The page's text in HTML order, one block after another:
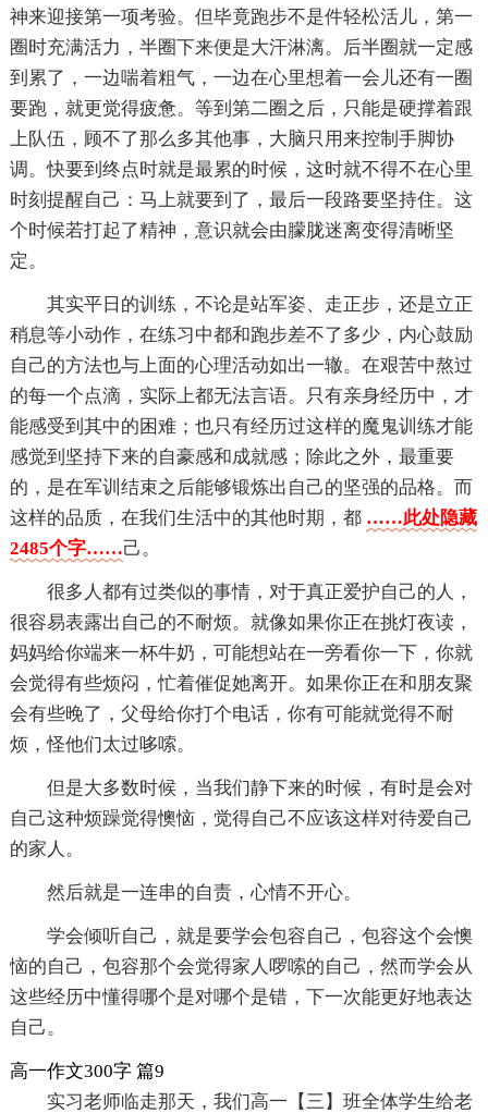
神来迎接第一项考验。但毕竟跑步不是件轻松活儿，第一
圈时充满活力，半圈下来便是大汗淋漓。后半圈就一定感
到累了，一边喘着粗气，一边在心里想着一会儿还有一圈
要跑，就更觉得疲惫。等到第二圈之后，只能是硬撑着跟
上队伍，顾不了那么多其他事，大脑只用来控制手脚协
调。快要到终点时就是最累的时候，这时就不得不在心里
时刻提醒自己：马上就要到了，最后一段路要坚持住。这
个时候若打起了精神，意识就会由朦胧迷离变得清晰坚
定。
其实平日的训练，不论是站军姿、走正步，还是立正
稍息等小动作，在练习中都和跑步差不了多少，内心鼓励
自己的方法也与上面的心理活动如出一辙。在艰苦中熬过
的每一个点滴，实际上都无法言语。只有亲身经历中，才
能感受到其中的困难；也只有经历过这样的魔鬼训练才能
感觉到坚持下来的自豪感和成就感；除此之外，最重要
的，是在军训结束之后能够锻炼出自己的坚强的品格。而
这样的品质，在我们生活中的其他时期，都 ……此处隐藏
2485个字……己。
很多人都有过类似的事情，对于真正爱护自己的人，
很容易表露出自己的不耐烦。就像如果你正在挑灯夜读，
妈妈给你端来一杯牛奶，可能想站在一旁看你一下，你就
会觉得有些烦闷，忙着催促她离开。如果你正在和朋友聚
会有些晚了，父母给你打个电话，你有可能就觉得不耐
烦，怪他们太过哆嗦。
但是大多数时候，当我们静下来的时候，有时是会对
自己这种烦躁觉得懊恼，觉得自己不应该这样对待爱自己
的家人。
然后就是一连串的自责，心情不开心。
学会倾听自己，就是要学会包容自己，包容这个会懊
恼的自己，包容那个会觉得家人啰嗦的自己，然而学会从
这些经历中懂得哪个是对哪个是错，下一次能更好地表达
自己。
高一作文300字 篇9
实习老师临走那天，我们高一【三】班全体学生给老